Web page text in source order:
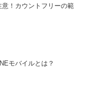
！カウントフリーの範
モバイルとは？